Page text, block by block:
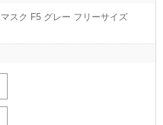
スク F5 グレー フリーサイズ